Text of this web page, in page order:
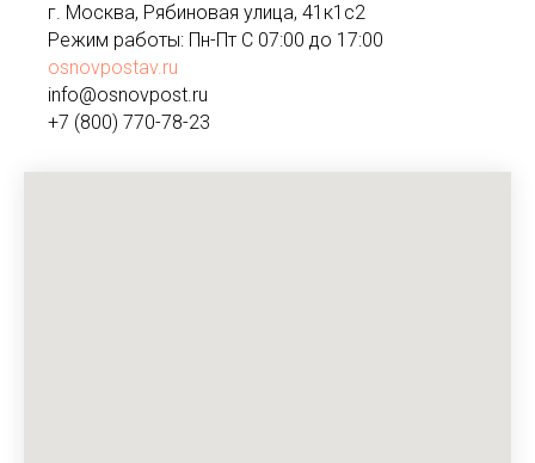
г. Москва, Рябиновая улица, 41к1с2
Режим работы: Пн-Пт С 07:00 до 17:00
osnovpostav.ru
info@osnovpost.ru
+7 (800) 770-78-23